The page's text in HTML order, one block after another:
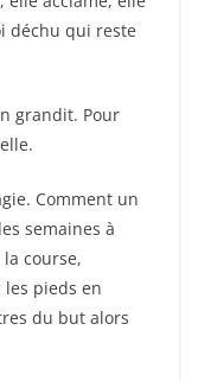
déchu qui reste
grandit. Pour
Comment un
semaines à
course,
pieds en
du but alors